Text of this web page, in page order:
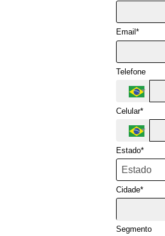
Email*
Telefone
Celular*
Estado*
Cidade*
Segmento